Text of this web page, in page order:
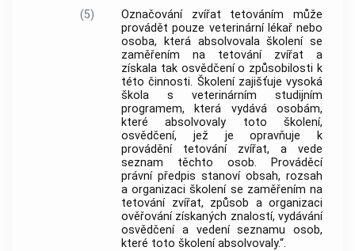
(5)
Označování zvířat tetováním může
provádět pouze veterinární lékař nebo
osoba, která absolvovala školení se
zaměřením na tetování zvířat a
získala tak osvědčení o způsobilosti k
této činnosti. Školení zajišťuje vysoká
škola s veterinárním studijním
programem, která vydává osobám,
které absolvovaly toto školení,
osvědčení, jež je opravňuje k
provádění tetování zvířat, a vede
seznam těchto osob. Prováděcí
právní předpis stanoví obsah, rozsah
a organizaci školení se zaměřením na
tetování zvířat, způsob a organizaci
ověřování získaných znalostí, vydávání
osvědčení a vedení seznamu osob,
které toto školení absolvovaly.“.